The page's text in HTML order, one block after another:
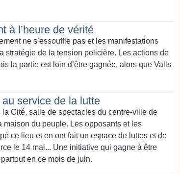
à l’heure de vérité
ne s’essouffle pas et les manifestations
stratégie de la tension policière. Les actions de
la partie est loin d’être gagnée, alors que Valls
service de la lutte
la Cité, salle de spectacles du centre-ville de
maison du peuple. Les opposants et les
ce lieu et en ont fait un espace de luttes et de
le 14 mai... Une initiative qui gagne à être
en ce mois de juin.